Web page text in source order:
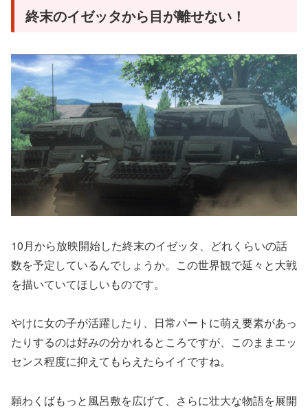
終末のイゼッタから目が離せない！
10月から放映開始した終末のイゼッタ、どれくらいの話
数を予定しているんでしょうか。この世界観で延々と大戦
を描いていてほしいものです。
やけに女の子が活躍したり、日常パートに萌え要素があっ
たりするのは好みの分かれるところですが、このままエッ
センス程度に抑えてもらえたらイイですね。
願わくばもっと風呂敷を広げて、さらに壮大な物語を展開